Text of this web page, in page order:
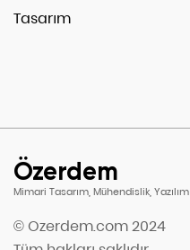
Tasarım
Özerdem
Mimari Tasarım, Mühendislik, Yazılım
© Ozerdem.com 2024